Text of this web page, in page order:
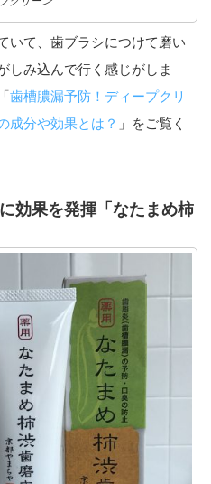
いて、歯ブラシにつけて磨い
しみ込んで行く感じがしま
歯槽膿漏予防！ディープクリ
成分や効果とは？ 」をご覧く
効果を発揮「なたまめ柿